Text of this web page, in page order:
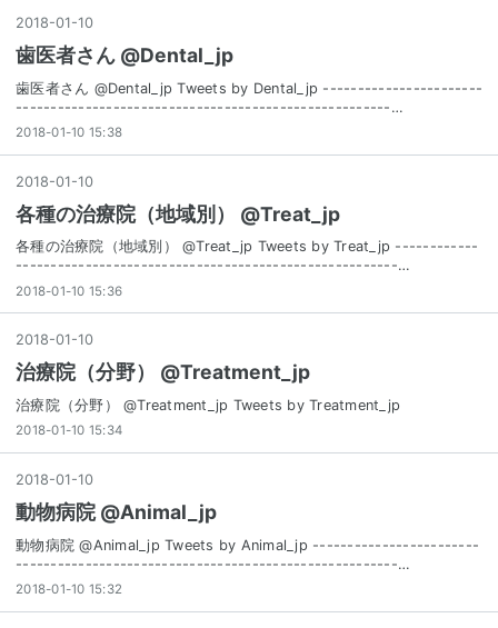
2018-01 -10
歯医者さん @Dental_jp
歯医者さん @Dental_jp Tweets by Dental_jp -----------------------
------------------------------------------------------…
2018-01-10 15:38
2018-01 -10
各種の治療院（地域別） @Treat_jp
各種の治療院（地域別） @Treat_jp Tweets by Treat_jp ------------
-------------------------------------------------------…
2018-01-10 15:36
2018-01 -10
治療院（分野） @Treatment_jp
治療院（分野） @Treatment_jp Tweets by Treatment_jp
2018-01-10 15:34
2018-01 -10
動物病院 @Animal_jp
動物病院 @Animal_jp Tweets by Animal_jp ------------------------
-------------------------------------------------------…
2018-01-10 15:32